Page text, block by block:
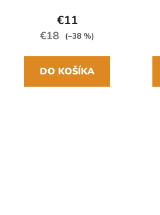
€11
€18 (–38 %)
DO KOŠÍKA